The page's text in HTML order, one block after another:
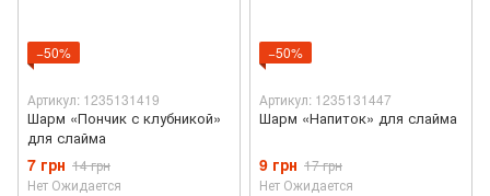
−50%
Артикул: 1235131419
Шарм «Пончик с клубникой»
для слайма
7 грн 14 грн
Нет Ожидается
−50%
Артикул: 1235131447
Шарм «Напиток» для слайма
9 грн 17 грн
Нет Ожидается